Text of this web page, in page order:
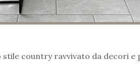
country ravvivato da decori e